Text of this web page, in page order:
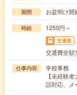
期間 お盆明け開
時給 1250円～
交通費
交通費全額
仕事内容
学校事務
【未経験
話対応、メ